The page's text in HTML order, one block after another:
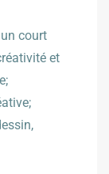
court
et